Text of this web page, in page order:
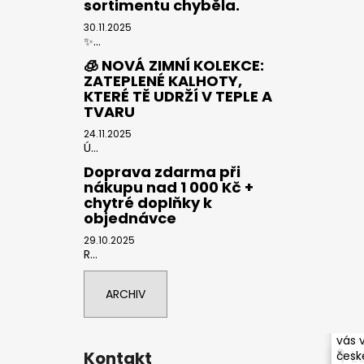
sortimentu chyběla.
30.11.2025
✨...
🧊 NOVÁ ZIMNÍ KOLEKCE:
ZATEPLENÉ KALHOTY,
KTERÉ TĚ UDRŽÍ V TEPLE A
TVARU
24.11.2025
Ú...
Doprava zdarma při
nákupu nad 1 000 Kč +
chytré doplňky k
objednávce
29.10.2025
R...
ARCHIV
Kontakt
🎙
vás